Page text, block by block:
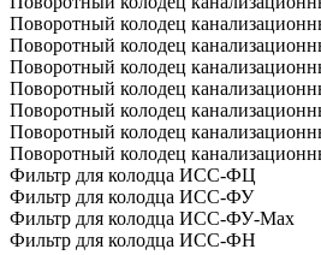
Поворотный колодец
Поворотный колодец
Поворотный колодец
Поворотный колодец
Поворотный колодец
Поворотный колодец
Поворотный колодец
Фильтр для колодца ИСС-ФЦ
Фильтр для колодца ИСС-ФУ
Фильтр для колодца ИСС-ФУ-Мах
Фильтр для колодца ИСС-ФН